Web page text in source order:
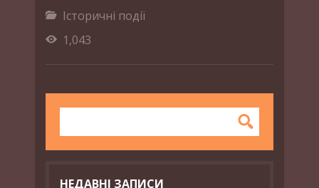
Історичні події
1,043
НЕДАВНІ ЗАПИСИ